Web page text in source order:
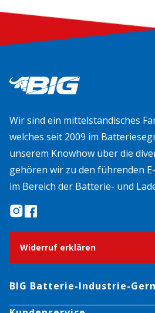
Wir sind ein mittelständisches
welches seit 2009 im
unserem Knowhow über die
gehören wir zu den führenden
im Bereich der Batterie- und
Widerruf erklären
BIG Batterie-Industrie-